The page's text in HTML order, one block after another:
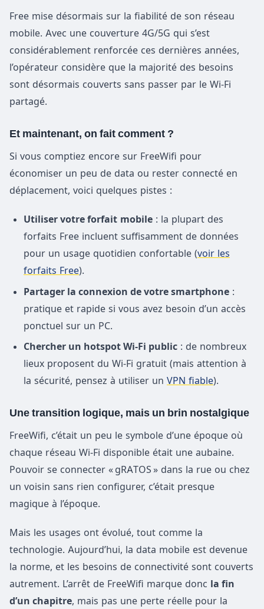
Free mise désormais sur la fiabilité de son réseau
mobile. Avec une couverture 4G/5G qui s’est
considérablement renforcée ces dernières années,
l’opérateur considère que la majorité des besoins
sont désormais couverts sans passer par le Wi-Fi
partagé.
Et maintenant, on fait comment ?
Si vous comptiez encore sur FreeWifi pour
économiser un peu de data ou rester connecté en
déplacement, voici quelques pistes :
Utiliser votre forfait mobile : la plupart des
forfaits Free incluent suffisamment de données
pour un usage quotidien confortable (voir les
forfaits Free).
Partager la connexion de votre smartphone :
pratique et rapide si vous avez besoin d’un accès
ponctuel sur un PC.
Chercher un hotspot Wi-Fi public : de nombreux
lieux proposent du Wi-Fi gratuit (mais attention à
la sécurité, pensez à utiliser un VPN fiable).
Une transition logique, mais un brin nostalgique
FreeWifi, c’était un peu le symbole d’une époque où
chaque réseau Wi-Fi disponible était une aubaine.
Pouvoir se connecter « gRATOS » dans la rue ou chez
un voisin sans rien configurer, c’était presque
magique à l’époque.
Mais les usages ont évolué, tout comme la
technologie. Aujourd’hui, la data mobile est devenue
la norme, et les besoins de connectivité sont couverts
autrement. L’arrêt de FreeWifi marque donc la fin
d’un chapitre, mais pas une perte réelle pour la